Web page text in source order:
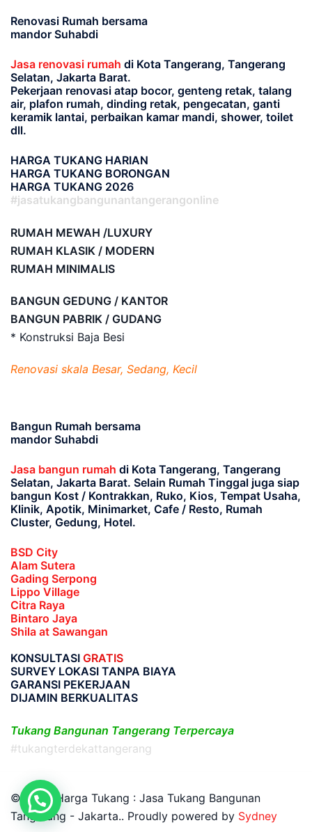
Renovasi Rumah bersama
mandor Suhabdi
Jasa renovasi rumah di Kota Tangerang, Tangerang
Selatan, Jakarta Barat.
Pekerjaan renovasi atap bocor, genteng retak, talang
air, plafon rumah, dinding retak, pengecatan, ganti
keramik lantai, perbaikan kamar mandi, shower, toilet
dll.
HARGA TUKANG HARIAN
HARGA TUKANG BORONGAN
HARGA TUKANG 2026
#jasatukangbangunantangerangonline
RUMAH MEWAH /LUXURY
RUMAH KLASIK / MODERN
RUMAH MINIMALIS
BANGUN GEDUNG / KANTOR
BANGUN PABRIK / GUDANG
* Konstruksi Baja Besi
Renovasi skala Besar, Sedang, Kecil
Bangun Rumah bersama
mandor Suhabdi
Jasa bangun rumah di Kota Tangerang, Tangerang
Selatan, Jakarta Barat. Selain Rumah Tinggal juga siap
bangun Kost / Kontrakkan, Ruko, Kios, Tempat Usaha,
Klinik, Apotik, Minimarket, Cafe / Resto, Rumah
Cluster, Gedung, Hotel.
BSD City
Alam Sutera
Gading Serpong
Lippo Village
Citra Raya
Bintaro Jaya
Shila at Sawangan
KONSULTASI GRATIS
SURVEY LOKASI TANPA BIAYA
GARANSI PEKERJAAN
DIJAMIN BERKUALITAS
Tukang Bangunan Tangerang Terpercaya
#tukangterdekattangerang
© 2026 Harga Tukang : Jasa Tukang Bangunan
Tangerang - Jakarta.. Proudly powered by Sydney